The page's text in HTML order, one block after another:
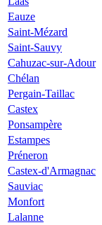
Eauze
Saint-Mézard
Saint-Sauvy
Cahuzac-sur-Adour
Chélan
Pergain-Taillac
Castex
Ponsampère
Estampes
Préneron
Castex-d'Armagnac
Sauviac
Monfort
Lalanne